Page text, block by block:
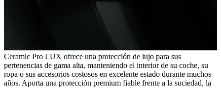
Ceramic Pro LUX ofrece una protección de lujo para sus
pertenencias de gama alta, manteniendo el interior de su coche, su
ropa o sus accesorios costosos en excelente estado durante muchos
años. Aporta una protección premium fiable frente a la suciedad, la